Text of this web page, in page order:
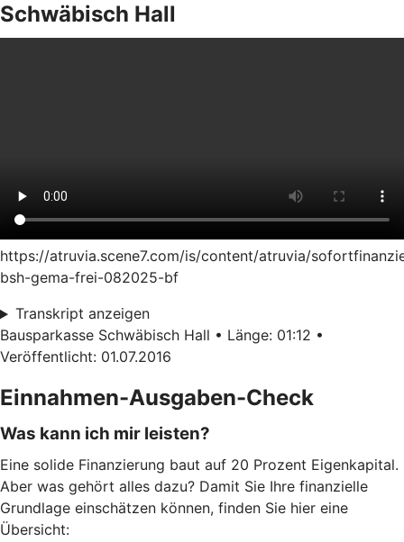
Schwäbisch Hall
https://atruvia.scene7.com/is/content/atruvia/
bsh-gema-frei-082025-bf
Transkript anzeigen
Bausparkasse Schwäbisch Hall • Länge: 01:12 •
Veröffentlicht: 01.07.2016
Einnahmen-Ausgaben-Check
Was kann ich mir leisten?
Eine solide Finanzierung baut auf 20 Prozent Eigenkapital.
Aber was gehört alles dazu? Damit Sie Ihre finanzielle
Grundlage einschätzen können, finden Sie hier eine
Übersicht: